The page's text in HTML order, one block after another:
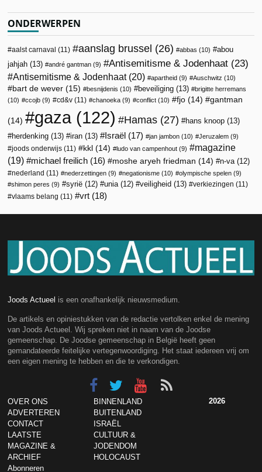
ONDERWERPEN
aalst carnaval (11) aanslag brussel (26) abbas (10)
abou
jahjah (13) andré gantman (9) Antisemitisme & Jodenhaat (23)
Antisemitisme & Jodenhaat(20) apartheid (9) Auschwitz (10)
bart de wever (15) besnijdenis (10) beveiliging (13)
brigitte herremans
(10)
ccojb (9) cd&v (11) chanoeka (9) conflict (10) fjo (14) gantman
(14) gaza (122) Hamas (27) hans knoop (13)
herdenking (13) iran (13) Israël (17) jan jambon (10) Jeruzalem (9)
joods onderwijs (11) kkl (14) ludo van campenhout (9)
magazine
(19)
michael freilich (16) moshe aryeh friedman (14) n-va (12)
nederland (11) nederzettingen (9) negationisme (10) olympische spelen (9)
shimon peres (9) syrië (12) unia (12) veiligheid (13) verkiezingen (11)
vlaams belang (11) vrt (18)
Joods Actueel is een onafhankelijk nieuwsmedium.
De artikels en opiniestukken van de redactie vertolken enkel de mening
van Joods Actueel. Wij spreken niet in naam van de Joodse
gemeenschap. De Joodse gemeenschap in België heeft geen
gemandateerde feitelijke vertegenwoordiging. Het staat iedereen vrij om
een eigen mening te hebben en die te verkondigen.
OVER ONS
ADVERTEREN
CONTACT
LAATSTE
MAGAZINE &
ARCHIEF
Abonneren
BINNENLAND
BUITENLAND
ISRAËL
CULTUUR &
JODENDOM
HOLOCAUST
2026